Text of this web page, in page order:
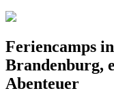
Feriencamps
Brandenburg,
Abenteuer